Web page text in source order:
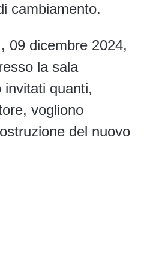
cambiamento.
09 dicembre 2024,
la sala
invitati quanti,
vogliono
del nuovo